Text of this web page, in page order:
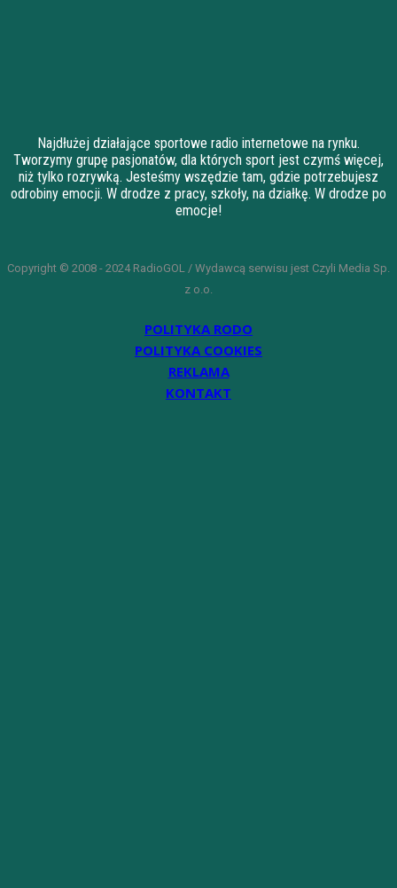
Najdłużej działające sportowe radio internetowe na rynku.
Tworzymy grupę pasjonatów, dla których sport jest czymś więcej,
niż tylko rozrywką. Jesteśmy wszędzie tam, gdzie potrzebujesz
odrobiny emocji. W drodze z pracy, szkoły, na działkę. W drodze po
emocje!
Copyright © 2008 - 2024 RadioGOL / Wydawcą serwisu jest Czyli Media Sp.
z o.o.
POLITYKA RODO
POLITYKA COOKIES
REKLAMA
KONTAKT